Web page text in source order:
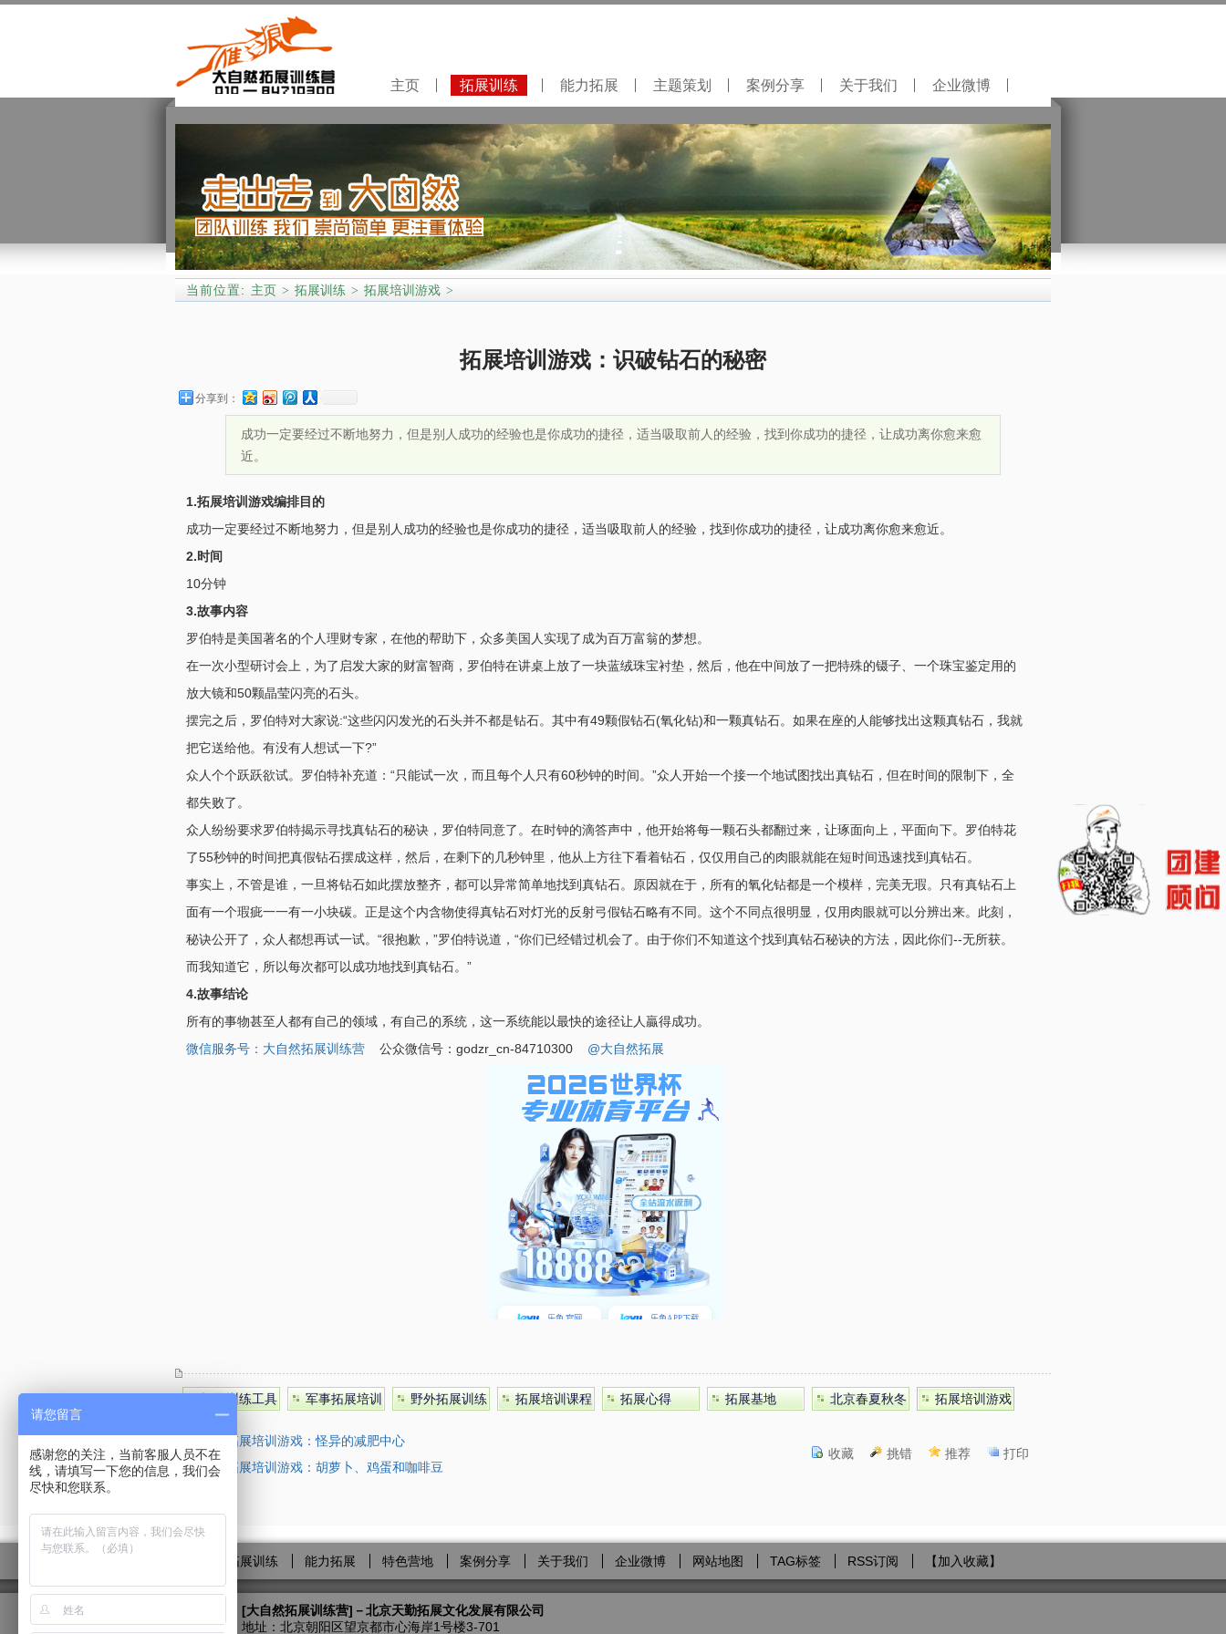
主页 拓展训练 能力拓展 主题策划 案例分享 关于我们 企业微博
当前位置: 主页 > 拓展训练 > 拓展培训游戏 >
拓展培训游戏：识破钻石的秘密
分享到：
成功一定要经过不断地努力，但是别人成功的经验也是你成功的捷径，适当吸取前人的经验，找到你成功的捷径，让成功离你愈来愈
近。
1.拓展培训游戏编排目的
成功一定要经过不断地努力，但是别人成功的经验也是你成功的捷径，适当吸取前人的经验，找到你成功的捷径，让成功离你愈来愈近。
2.时间
10分钟
3.故事内容
罗伯特是美国著名的个人理财专家，在他的帮助下，众多美国人实现了成为百万富翁的梦想。
在一次小型研讨会上，为了启发大家的财富智商，罗伯特在讲桌上放了一块蓝绒珠宝衬垫，然后，他在中间放了一把特殊的镊子、一个珠宝鉴定用的
放大镜和50颗晶莹闪亮的石头。
摆完之后，罗伯特对大家说:“这些闪闪发光的石头并不都是钻石。其中有49颗假钻石(氧化钻)和一颗真钻石。如果在座的人能够找出这颗真钻石，我就
把它送给他。有没有人想试一下?”
众人个个跃跃欲试。罗伯特补充道：“只能试一次，而且每个人只有60秒钟的时间。”众人开始一个接一个地试图找出真钻石，但在时间的限制下，全
都失败了。
众人纷纷要求罗伯特揭示寻找真钻石的秘诀，罗伯特同意了。在时钟的滴答声中，他开始将每一颗石头都翻过来，让琢面向上，平面向下。罗伯特花
了55秒钟的时间把真假钻石摆成这样，然后，在剩下的几秒钟里，他从上方往下看着钻石，仅仅用自己的肉眼就能在短时间迅速找到真钻石。
事实上，不管是谁，一旦将钻石如此摆放整齐，都可以异常简单地找到真钻石。原因就在于，所有的氧化钻都是一个模样，完美无瑕。只有真钻石上
面有一个瑕疵一一有一小块碳。正是这个内含物使得真钻石对灯光的反射弓假钻石略有不同。这个不同点很明显，仅用肉眼就可以分辨出来。此刻，
秘诀公开了，众人都想再试一试。“很抱歉，”罗伯特说道，“你们已经错过机会了。由于你们不知道这个找到真钻石秘诀的方法，因此你们--无所获。
而我知道它，所以每次都可以成功地找到真钻石。”
4.故事结论
所有的事物甚至人都有自己的领域，有自己的系统，这一系统能以最快的途径让人贏得成功。
微信服务号：大自然拓展训练营 公众微信号：godzr_cn-84710300 @大自然拓展
拓展训练工具 军事拓展培训 野外拓展训练 拓展培训课程 拓展心得 拓展基地 北京春夏秋冬 拓展培训游戏
拓展培训游戏：怪异的减肥中心
下一篇：
拓展培训游戏：胡萝卜、鸡蛋和咖啡豆
收藏 挑错 推荐 打印
拓展训练 能力拓展 特色营地 案例分享 关于我们 企业微博 网站地图 TAG标签 RSS订阅 【加入收藏】
[大自然拓展训练营] －北京天勤拓展文化发展有限公司
地址：北京朝阳区望京都市心海岸1号楼3-701
请您留言
感谢您的关注，当前客服人员不在
线，请填写一下您的信息，我们会
尽快和您联系。